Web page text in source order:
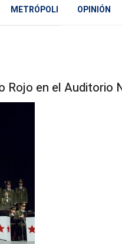
METRÓPOLI OPINIÓN
Rojo en el Auditorio